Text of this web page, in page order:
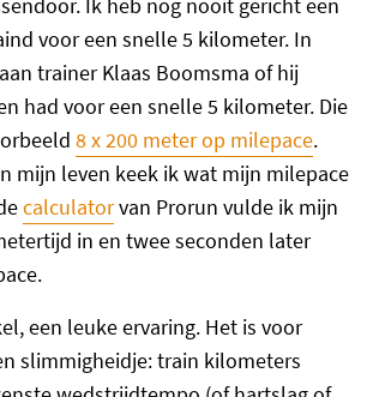
Ik heb nog nooit gericht een
voor een snelle 5 kilometer. In
trainer Klaas Boomsma of hij
had voor een snelle 5 kilometer. Die
8 x 200 meter op milepace.
mijn leven keek ik wat mijn milepace
calculatorvan Prorun vulde ik mijn
in en twee seconden later
een leuke ervaring. Het is voor
slimmigheidje: train kilometers